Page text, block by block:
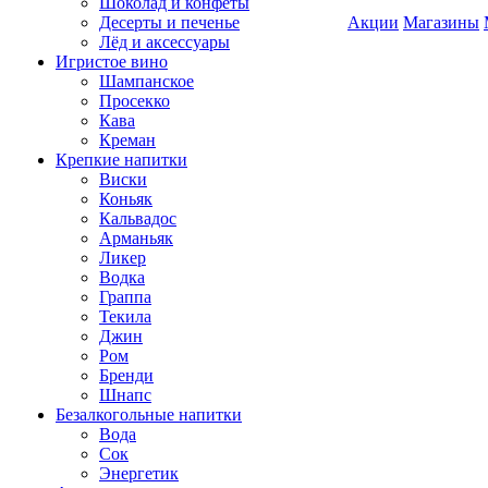
Десерты и печенье
Лёд и аксессуары
Игристое вино
Шампанское
Просекко
Кава
Креман
Крепкие напитки
Виски
Коньяк
Кальвадос
Арманьяк
Ликер
Водка
Граппа
Текила
Джин
Ром
Бренди
Шнапс
Безалкогольные напитки
Вода
Сок
Энергетик
Акции Магазины